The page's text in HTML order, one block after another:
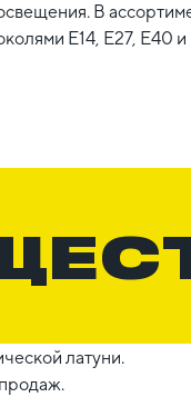
В
E14, E27, E40 и
латуни.